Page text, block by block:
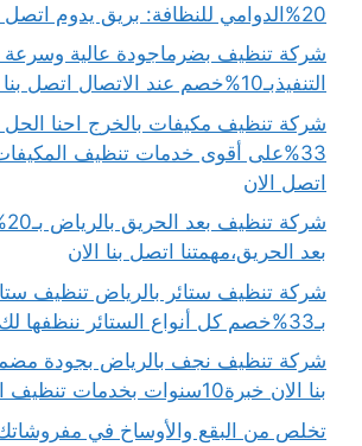
20%الدوامي للنظافة: بريق يدوم اتصل بنا الان
شركة تنظيف بضرماجودة عالية
التنفيذبـ10%خصم عند الاتصال اتصل بنا الان
شركة تنظيف مكيفات بالخرج احنا
اتصل الان
بعد الحريق،مهمتنا اتصل بنا الان
شركة تنظيف ستائر بالرياض تنظيف
بـ33%خصم كل أنواع الستائر ننظفها لك
بنا الان خبرة10سنوات بخدمات تنظيف النجف